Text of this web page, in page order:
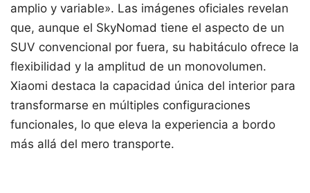
amplio y variable». Las imágenes oficiales revelan
que, aunque el SkyNomad tiene el aspecto de un
SUV convencional por fuera, su habitáculo ofrece la
flexibilidad y la amplitud de un monovolumen.
Xiaomi destaca la capacidad única del interior para
transformarse en múltiples configuraciones
funcionales, lo que eleva la experiencia a bordo
más allá del mero transporte.